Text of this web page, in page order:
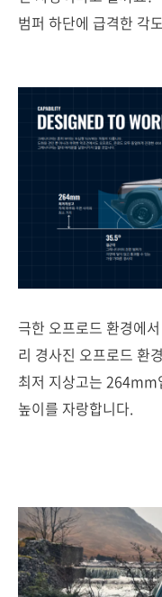
범퍼 하단에 급격한 각
극한 오프로드 환경에서
리 경사진 오프로드 환
최저 지상고는 264mm
높이를 자랑합니다.